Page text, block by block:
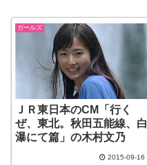
ガールズ
ＪＲ東日本のCM「行く
ぜ、東北。秋田五能線、白
瀑にて篇」の木村文乃
2015-09-16